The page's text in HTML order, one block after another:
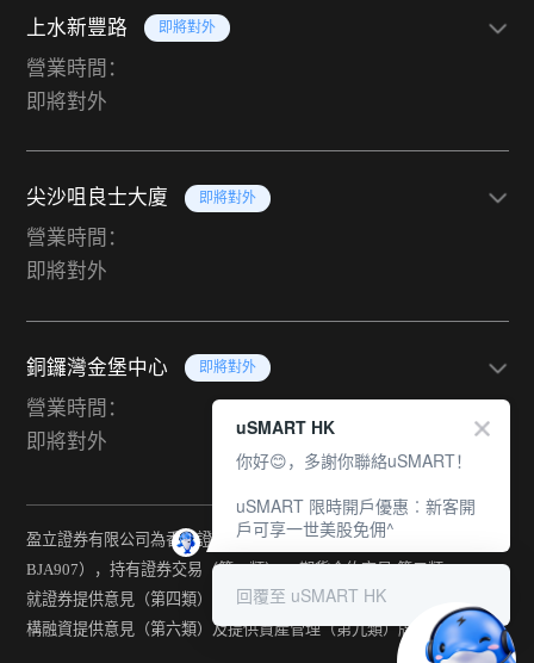
上水新豐路 即將對外
營業時間：
即將對外
尖沙咀良士大廈 即將對外
營業時間：
即將對外
銅鑼灣金堡中心 即將對外
營業時間：
即將對外
盈立證券有限公司為香港證監會持牌法團（中央編號：
BJA907），持有證券交易（第一類） 、期貨合約交易(第二類) 、
就證券提供意見（第四類） 、就期貨合約提供意見(第五類) 、就機
構融資提供意見（第六類）及提供資產管理（第九類）牌照。
uSMART HK
你好😊，多謝你聯絡uSMART！
uSMART 限時開戶優惠︰新客開
戶可享一世美股免佣^
回覆至 uSMART HK